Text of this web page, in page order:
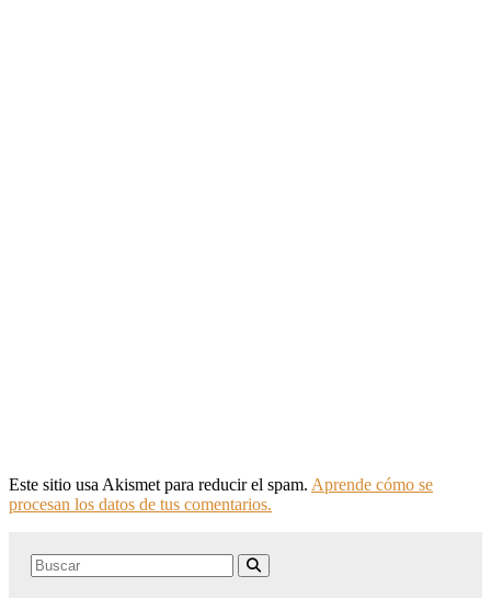
Este sitio usa Akismet para reducir el spam. Aprende cómo se
procesan los datos de tus comentarios.
Search